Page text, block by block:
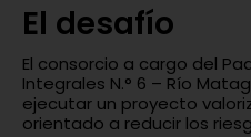
El desafío
El consorcio a cargo del
Integrales N.° 6 – Río
ejecutar un proyecto
orientado a reducir los